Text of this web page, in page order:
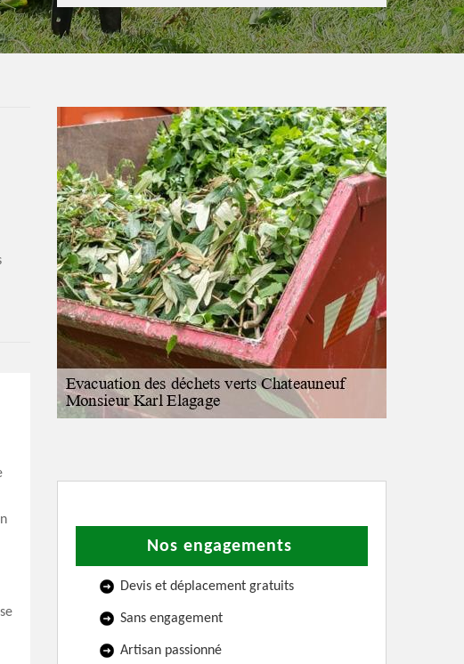
Nos engagements
Devis et déplacement gratuits
Sans engagement
Artisan passionné